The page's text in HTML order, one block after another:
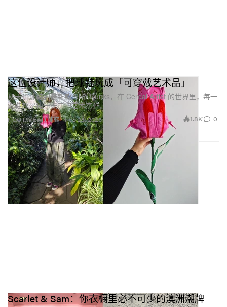
你的鞋履中融入了大量西非和中非的传统艺术元素，这
些风格最打动你的是什么？
品牌深受雕塑形态与象征性物件的启发——尤其是我们
传统艺术中常见的那些形制。比如 Totem 鞋跟，就是通
过造型去讲述身份与故事的一个缩影。
身的东西。她希望单品拥有高级质感、创意与不被时间
FOOTWEAR 球鞋
这位设计师，把球鞋玩成「可穿戴艺术品」
从天价球鞋到最新款 Nike Dunks，在 Cereal Artist 的世界里，每一
双鞋都是独一无二的艺术杰作。
Feb 26, 2026 1.8K 0
Scarlet & Sam：你衣橱里必不可少的澳洲潮牌